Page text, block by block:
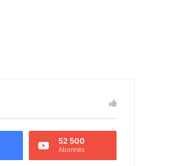
52 500
Abonnés